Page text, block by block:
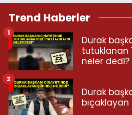
Trend Haberler
Durak
tutuklanan
neler dedi?
1
Durak
2